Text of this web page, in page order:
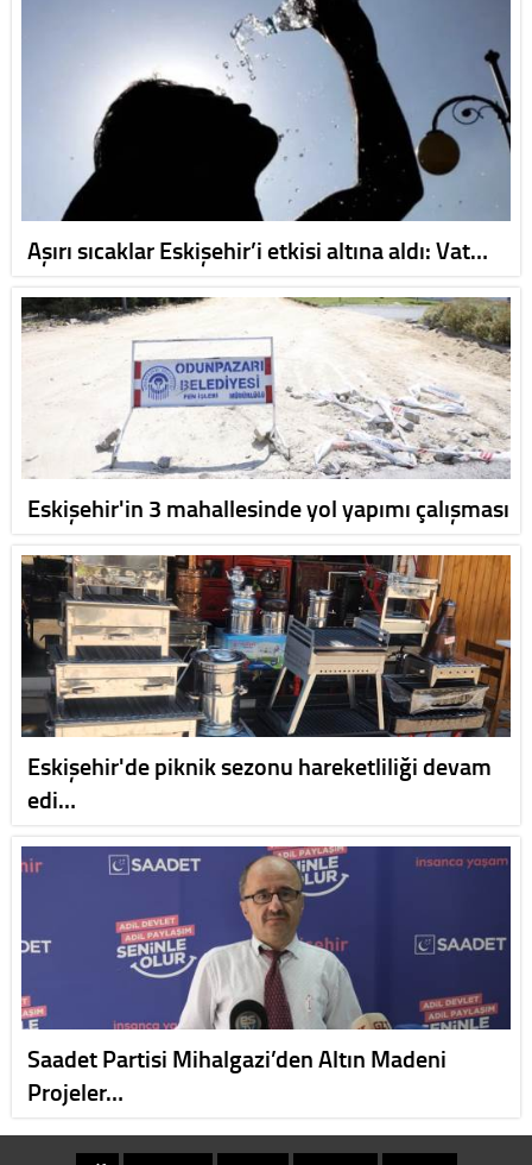
Aşırı sıcaklar Eskişehir’i etkisi altına aldı: Vat…
Eskişehir'in 3 mahallesinde yol yapımı çalışması
Eskişehir'de piknik sezonu hareketliliği devam
edi…
Saadet Partisi Mihalgazi’den Altın Madeni
Projeler…